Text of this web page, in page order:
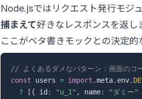
Node.jsではリクエスト発行モジ
捕まえて好きなレスポンスを返し
ここがベタ書きモックとの決定的
// よくあるダメなパターン：画面のコ
const users = import .meta. env.
?
[{ id : "u_1" , name: "ダミー"